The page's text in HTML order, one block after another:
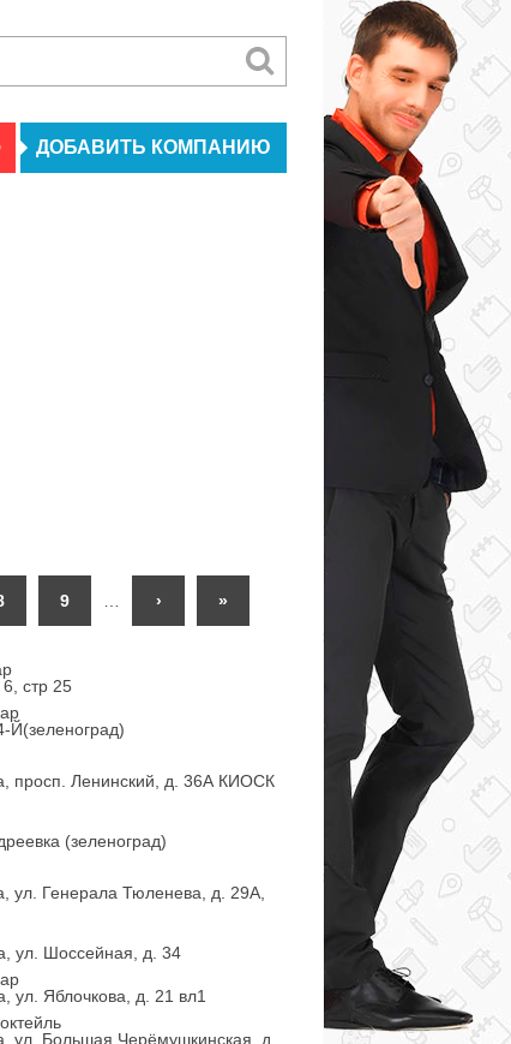
ДОБАВИТЬ КОМПАНИЮ
9 › »
стр 25
Й(зеленоград)
просп. Ленинский, д. 36А КИОСК
(зеленоград)
ул. Генерала Тюленева, д. 29А,
ул. Шоссейная, д. 34
ул. Яблочкова, д. 21 вл1
ул. Большая Черёмушкинская, д.